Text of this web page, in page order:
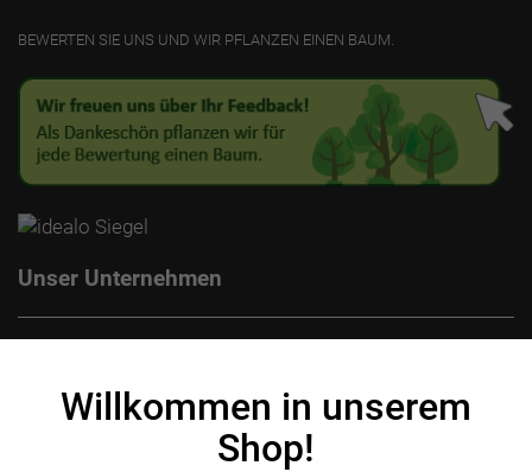
BEWERTEN SIE UNS UND WIR PFLANZEN EINEN BAUM.
Unser Unternehmen
Datenschutz
Willkommen in unserem
Shop!